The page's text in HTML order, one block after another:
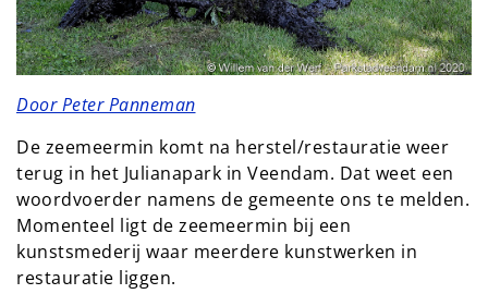
Door Peter Panneman
De zeemeermin komt na herstel/restauratie weer
terug in het Julianapark in Veendam. Dat weet een
woordvoerder namens de gemeente ons te melden.
Momenteel ligt de zeemeermin bij een
kunstsmederij waar meerdere kunstwerken in
restauratie liggen.